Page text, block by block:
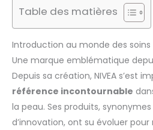
Table des matières
Introduction au monde des soins
Une marque emblématique
Depuis sa création, NIVEA s’est
référence incontournable
la peau. Ses produits,
d’innovation, ont su évoluer